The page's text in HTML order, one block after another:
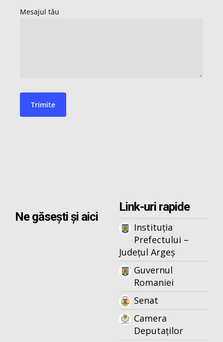
Ne găsești și aici
Link-uri rapide
Instituția
Prefectului –
Județul Argeș
Guvernul
Romaniei
Senat
Camera
Deputaților